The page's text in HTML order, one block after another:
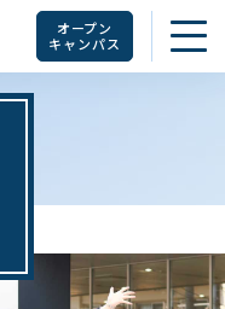
オープン
キャンパス